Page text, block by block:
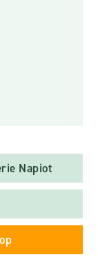
Napiot